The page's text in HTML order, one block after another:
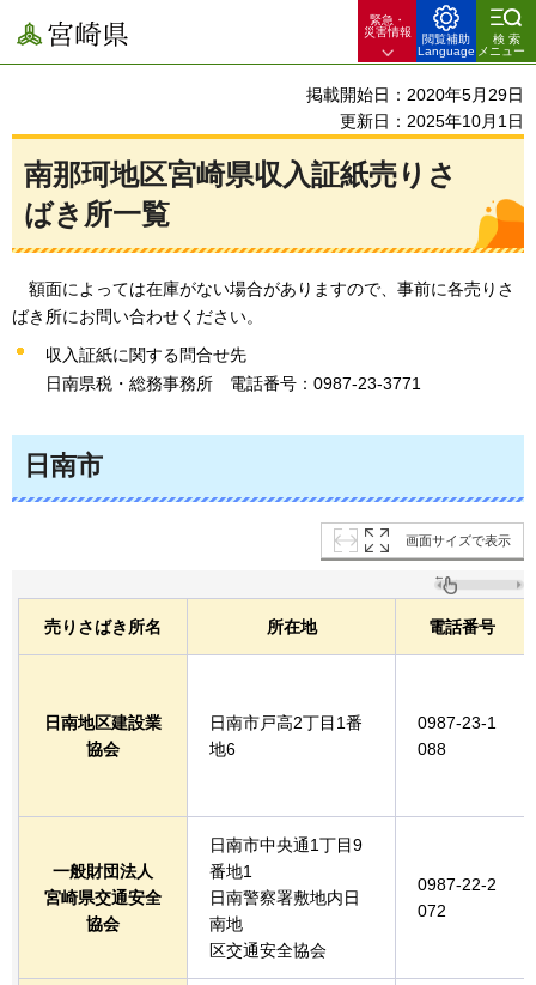
宮崎県
緊急・
災害情報
閲覧補助
Language
検索
メニュー
掲載開始日：2020年5月29日
更新日：2025年10月1日
南那珂地区宮崎県収入証紙売りさ
ばき所一覧
額面によっては在庫がない場合がありますので、事前に各売りさ
ばき所にお問い合わせください。
収入証紙に関する問合せ先
日南県税・総務事務所
電話番号： 0987-23-3771
日南市
画面サイズで表示
売りさばき所名 所在地 電話番号
日南地区建設業
協会
日南市戸高2丁目1番
地6
0987-23-1
088
一般財団法人
宮崎県交通安全
協会
日南市中央通1丁目9
番地1
日南警察署敷地内日
南地
区交通安全協会
0987-22-2
072